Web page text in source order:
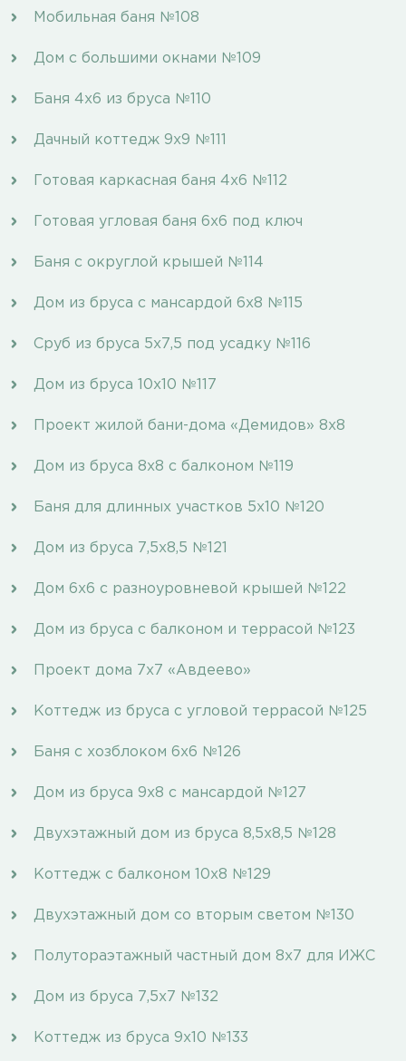
Мобильная баня №108
Дом с большими окнами №109
Баня 4х6 из бруса №110
Дачный коттедж 9х9 №111
Готовая каркасная баня 4х6 №112
Готовая угловая баня 6х6 под ключ
Баня с округлой крышей №114
Дом из бруса с мансардой 6х8 №115
Сруб из бруса 5х7,5 под усадку №116
Дом из бруса 10х10 №117
Проект жилой бани-дома «Демидов» 8х8
Дом из бруса 8х8 с балконом №119
Баня для длинных участков 5х10 №120
Дом из бруса 7,5х8,5 №121
Дом 6х6 с разноуровневой крышей №122
Дом из бруса с балконом и террасой №123
Проект дома 7х7 «Авдеево»
Коттедж из бруса с угловой террасой №125
Баня с хозблоком 6х6 №126
Дом из бруса 9х8 с мансардой №127
Двухэтажный дом из бруса 8,5х8,5 №128
Коттедж с балконом 10х8 №129
Двухэтажный дом со вторым светом №130
Полутораэтажный частный дом 8х7 для ИЖС
Дом из бруса 7,5x7 №132
Коттедж из бруса 9х10 №133